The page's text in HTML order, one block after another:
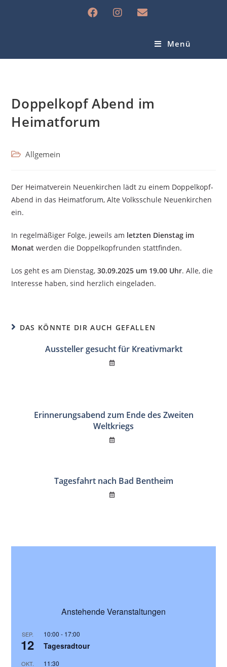
Menü
Doppelkopf Abend im
Heimatforum
Allgemein
Der Heimatverein Neuenkirchen lädt zu einem Doppelkopf-
Abend in das Heimatforum, Alte Volksschule Neuenkirchen
ein.
In regelmäßiger Folge, jeweils am letzten Dienstag im
Monat werden die Doppelkopfrunden stattfinden.
Los geht es am Dienstag,30.09.2025 um 19.00 Uhr. Alle, die
Interesse haben, sind herzlich eingeladen.
DAS KÖNNTE DIR AUCH GEFALLEN
Aussteller gesucht für Kreativmarkt
Erinnerungsabend zum Ende des Zweiten
Weltkriegs
Tagesfahrt nach Bad Bentheim
Anstehende Veranstaltungen
SEP.
12
10:00 - 17:00
Tagesradtour
OKT. 11:30